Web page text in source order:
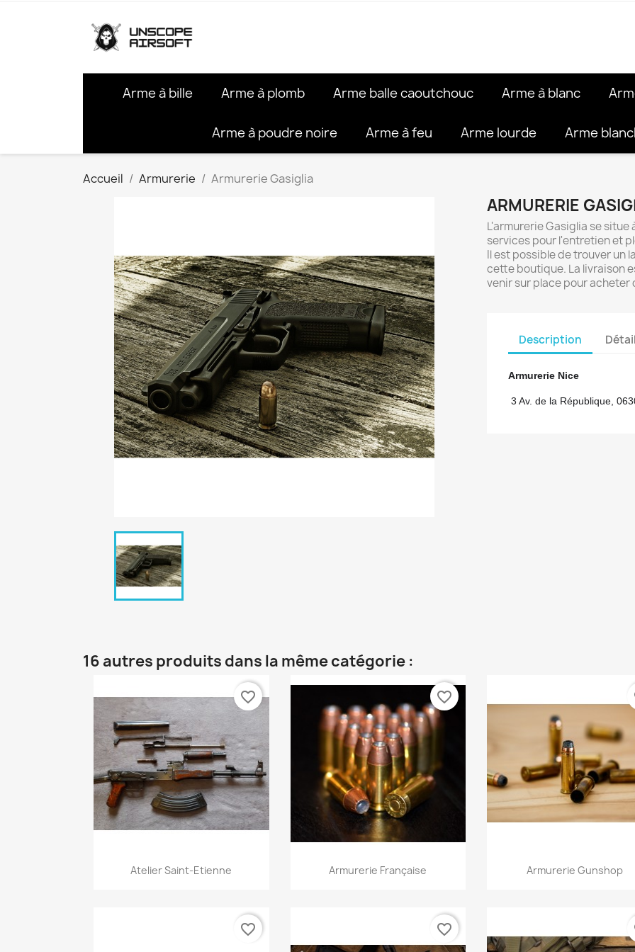
Arme à bille Arme à plomb Arme balle caoutchouc Arme à blanc
Arme à poudre noire Arme à feu Arme lourde Arme
Accueil Armurerie Armurerie Gasiglia
ARMURERIE
L'armurerie Gasiglia se
services pour l'entretien et
Il est possible de trouver un
cette boutique. La livraison
venir sur place pour acheter
Description
Armurerie Nice
3 Av. de la République,
16 autres produits dans la même catégorie :
Aperçu rapide
Atelier Saint-Etienne
favorite_border
Aperçu rapide
Armurerie Française
favorite_border
Aperçu rapide
Armurerie Gunshop
favorite_border favorite_border